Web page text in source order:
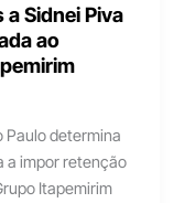
Sidnei Piva
ao
Paulo determina
a impor retenção
Itapemirim